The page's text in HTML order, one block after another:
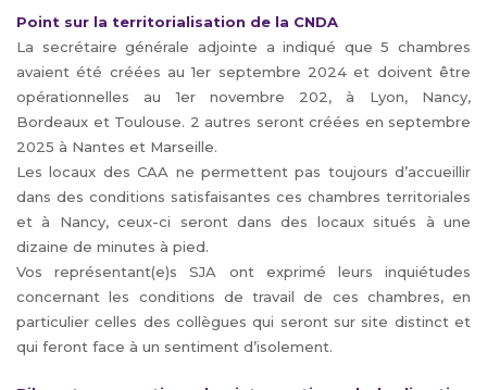
Point sur la territorialisation de la CNDA
La secrétaire générale adjointe a indiqué que 5 chambres
avaient été créées au 1er septembre 2024 et doivent être
opérationnelles au 1er novembre 202, à Lyon, Nancy,
Bordeaux et Toulouse. 2 autres seront créées en septembre
2025 à Nantes et Marseille.
Les locaux des CAA ne permettent pas toujours d’accueillir
dans des conditions satisfaisantes ces chambres territoriales
et à Nancy, ceux-ci seront dans des locaux situés à une
dizaine de minutes à pied.
Vos représentant(e)s SJA ont exprimé leurs inquiétudes
concernant les conditions de travail de ces chambres, en
particulier celles des collègues qui seront sur site distinct et
qui feront face à un sentiment d’isolement.